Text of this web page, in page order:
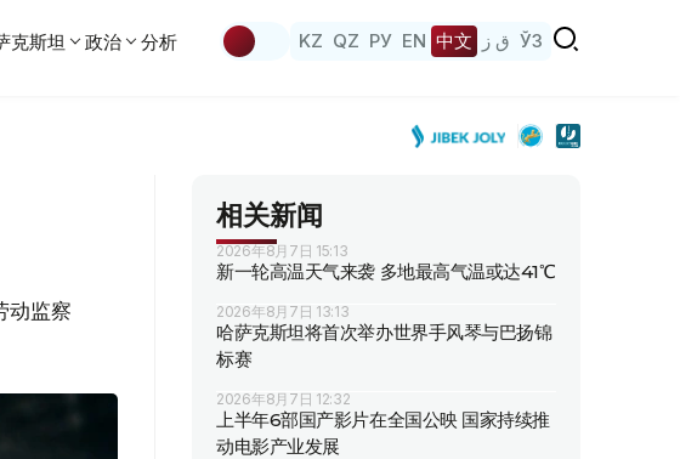
克斯坦 政治 分析 KZ QZ РУ EN 中文 ق ز ЎЗ
动监察
相关新闻
2026年8月7日 15:13
新一轮高温天气来袭 多地最高气温或达41℃
2026年8月7日 13:13
哈萨克斯坦将首次举办世界手风琴与巴扬锦
标赛
2026年8月7日 12:32
上半年6部国产影片在全国公映 国家持续推
动电影产业发展